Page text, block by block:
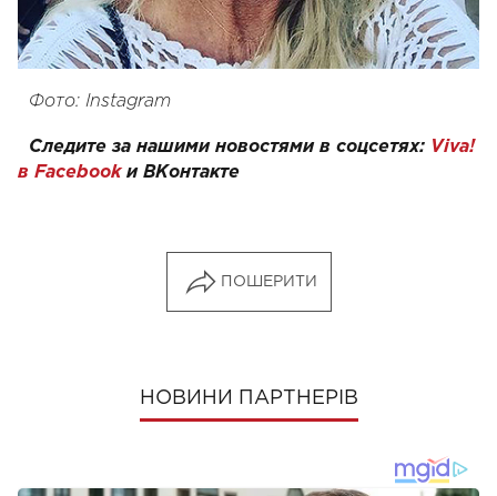
Фото: Instagram
Следите за нашими новостями в соцсетях: Viva!
в Facebookи ВКонтакте
ПОШЕРИТИ
НОВИНИ ПАРТНЕРІВ